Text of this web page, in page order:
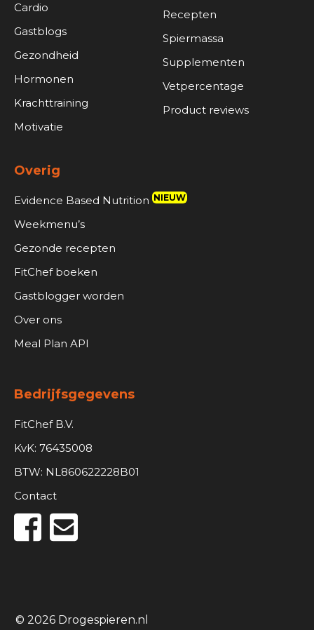
Cardio
Gastblogs
Gezondheid
Hormonen
Krachttraining
Motivatie
Recepten
Spiermassa
Supplementen
Vetpercentage
Product reviews
Overig
Evidence Based Nutrition NIEUW
Weekmenu’s
Gezonde recepten
FitChef boeken
Gastblogger worden
Over ons
Meal Plan API
Bedrijfsgegevens
FitChef B.V.
KvK: 76435008
BTW: NL860622228B01
Contact
© 2026 Drogespieren.nl